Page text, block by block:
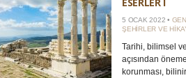
5 OCAK 2022 •
ŞEHIRLER VE
Tarihi, bilimsel
açısından
korunması,